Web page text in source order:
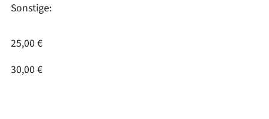
Sonstige:
25,00 €
30,00 €